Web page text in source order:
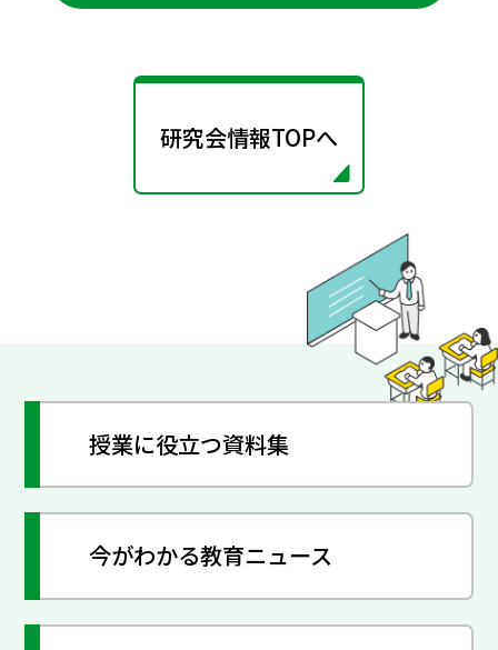
研究会情報TOPへ
授業に役立つ資料集
今がわかる教育ニュース